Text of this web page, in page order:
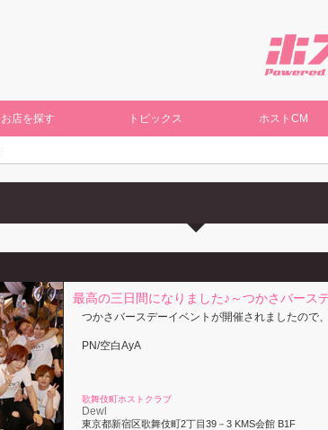
お店を探す トピックス ホストCM
最高の三日間になりました♪～つかさバース
つかさバースデーイベントが開催されましたので
PN/空白AyA
歌舞伎町ホストクラブ
Dewl
東京都新宿区歌舞伎町2丁目39－3 KMS会館 B1F